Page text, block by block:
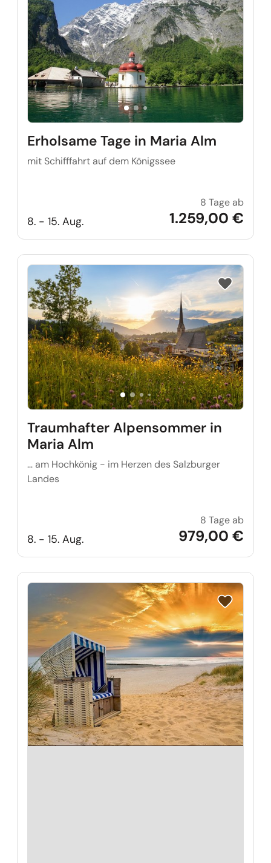
Erholsame Tage in Maria Alm
mit Schifffahrt auf dem Königssee
8. - 15. Aug.
8 Tage ab
1.259,00 €
Reise auf
Traumhafter Alpensommer in
Maria Alm
… am Hochkönig - im Herzen des Salzburger
Landes
8. - 15. Aug.
8 Tage ab
979,00 €
Reise auf